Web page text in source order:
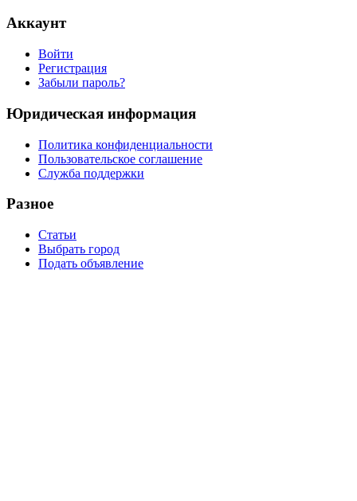
Аккаунт
Войти
Регистрация
Забыли пароль?
Юридическая информация
Политика конфиденциальности
Пользовательское соглашение
Служба поддержки
Разное
Статьи
Выбрать город
Подать объявление